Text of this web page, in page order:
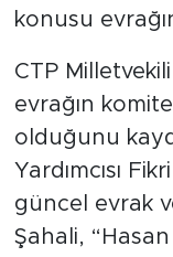
konusu
CTP
evrağın
olduğunu
Yardımcısı
güncel evrak
Şahali,